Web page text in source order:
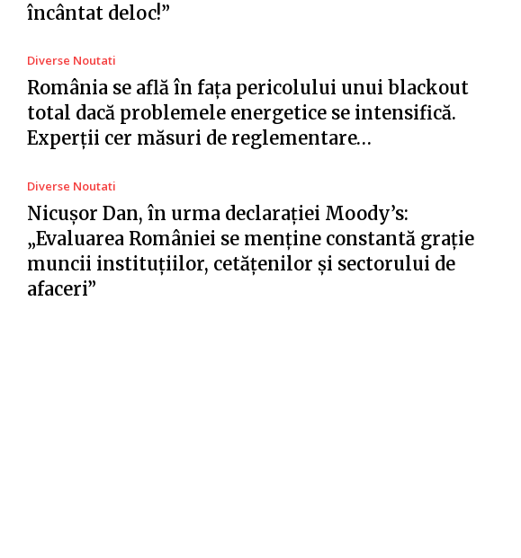
încântat deloc!”
Diverse Noutati
România se află în fața pericolului unui blackout
total dacă problemele energetice se intensifică.
Experții cer măsuri de reglementare…
Diverse Noutati
Nicușor Dan, în urma declarației Moody’s:
„Evaluarea României se menține constantă grație
muncii instituțiilor, cetățenilor și sectorului de
afaceri”